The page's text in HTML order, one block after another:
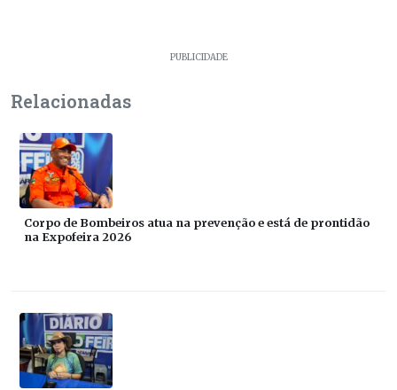
PUBLICIDADE
Relacionadas
Corpo de Bombeiros atua na prevenção e está de prontidão
na Expofeira 2026